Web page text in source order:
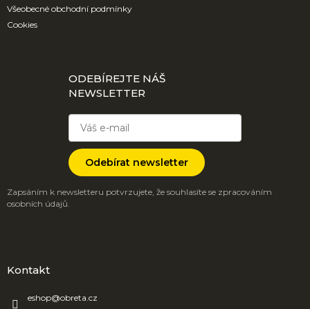
Všeobecné obchodní podmínky
Cookies
ODEBÍREJTE NÁŠ
NEWSLETTER
Odebírat newsletter
Zapsáním k newsletteru potvrzujete, že souhlasíte se zpracováním
osobních údajů.
Kontakt
eshop@obreta.cz